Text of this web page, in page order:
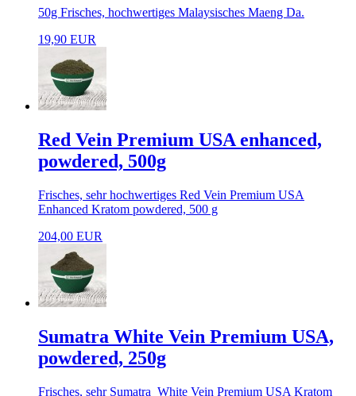
50g Frisches, hochwertiges Malaysisches Maeng Da.
19,90 EUR
Red Vein Premium USA enhanced,
powdered, 500g
Frisches, sehr hochwertiges Red Vein Premium USA
Enhanced Kratom powdered, 500 g
204,00 EUR
Sumatra White Vein Premium USA,
powdered, 250g
Frisches, sehr Sumatra White Vein Premium USA Kratom